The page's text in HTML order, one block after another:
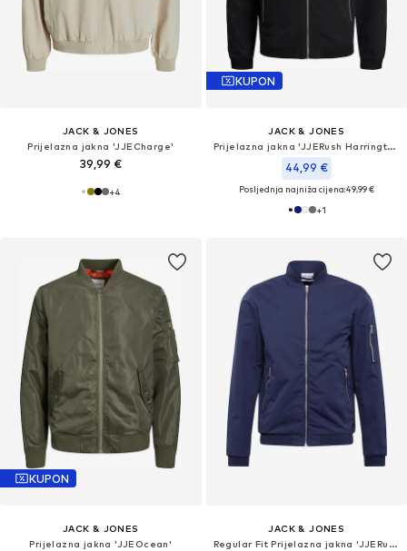
JACK & JONES
Prijelazna jakna 'JJECharge'
39,99 €
+4
KUPON
JACK & JONES
Prijelazna jakna 'JJERush Harrington'
44,99 €
Posljednja najniža cijena:49,99 €
+1
KUPON
JACK & JONES
Prijelazna jakna 'JJEOcean'
JACK & JONES
Regular Fit Prijelazna jakna 'JJERush'